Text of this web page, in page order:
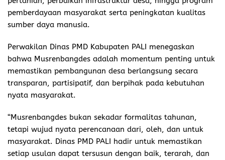
pemberdayaan masyarakat serta peningkatan kualitas
sumber daya manusia.
Perwakilan Dinas PMD Kabupaten PALI menegaskan
bahwa Musrenbangdes adalah momentum penting untuk
memastikan pembangunan desa berlangsung secara
transparan, partisipatif, dan berpihak pada kebutuhan
nyata masyarakat.
“Musrenbangdes bukan sekadar formalitas tahunan,
tetapi wujud nyata perencanaan dari, oleh, dan untuk
masyarakat. Dinas PMD PALI hadir untuk memastikan
setiap usulan dapat tersusun dengan baik, terarah, dan